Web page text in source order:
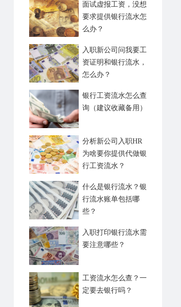
面试虚报工资，没想
要求提供银行流水怎
么办？
入职新公司问我要工
资证明和银行流水，
怎么办？
银行工资流水怎么查
询（建议收藏备用）
分析新公司入职HR
为啥要你提供代做银
行工资流水？
什么是银行流水？银
行流水账单包括哪
些？
入职打印银行流水需
要注意哪些？
工资流水怎么查？一
定要去银行吗？